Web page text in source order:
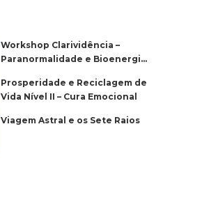
Workshop Clarividência –
Paranormalidade e Bioenergias
Prosperidade e Reciclagem de
Vida Nível II – Cura Emocional
Viagem Astral e os Sete Raios